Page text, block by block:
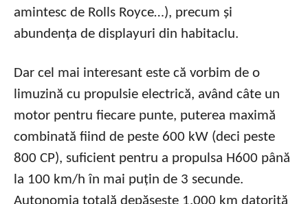
amintesc de Rolls Royce…), precum și
abundența de displayuri din habitaclu.
Dar cel mai interesant este că vorbim de o
limuzină cu propulsie electrică, având câte un
motor pentru fiecare punte, puterea maximă
combinată fiind de peste 600 kW (deci peste
800 CP), suficient pentru a propulsa H600 până
la 100 km/h în mai puțin de 3 secunde.